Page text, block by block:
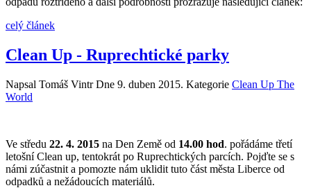
celý článek
Clean Up - Ruprechtické parky
Napsal Tomáš Vintr Dne 9. duben 2015. Kategorie Clean Up The
World
Ve středu 22. 4. 2015 na Den Země od 14.00 hod. pořádáme třetí
letošní Clean up, tentokrát po Ruprechtických parcích. Pojďte se s
námi zúčastnit a pomozte nám uklidit tuto část města Liberce od
odpadků a nežádoucích materiálů.